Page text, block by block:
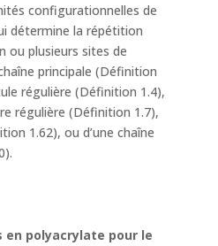
configurationnelles de
détermine la répétition
ou plusieurs sites de
principale (Définition
régulière (Définition 1.4),
régulière (Définition 1.7),
1.62), ou d’une chaîne
en polyacrylate pour le